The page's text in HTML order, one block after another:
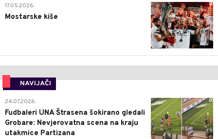
0
17.05.2026.
Mostarske kiše
NAVIJAČI
0
24.07.2026.
Fudbaleri UNA Štrasena šokirano gledali
Grobare: Nevjerovatna scena na kraju
utakmice Partizana